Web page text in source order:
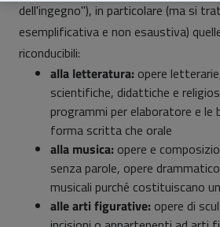
dell'ingegno"), in particolare (ma si
esemplificativa e non esaustiva)
riconducibili:
alla letteratura: opere
scientifiche, didattiche e
programmi per elaboratore e le
forma scritta che orale
alla musica: opere e
senza parole, opere
musicali purché costituiscano
alle arti figurative: opere di